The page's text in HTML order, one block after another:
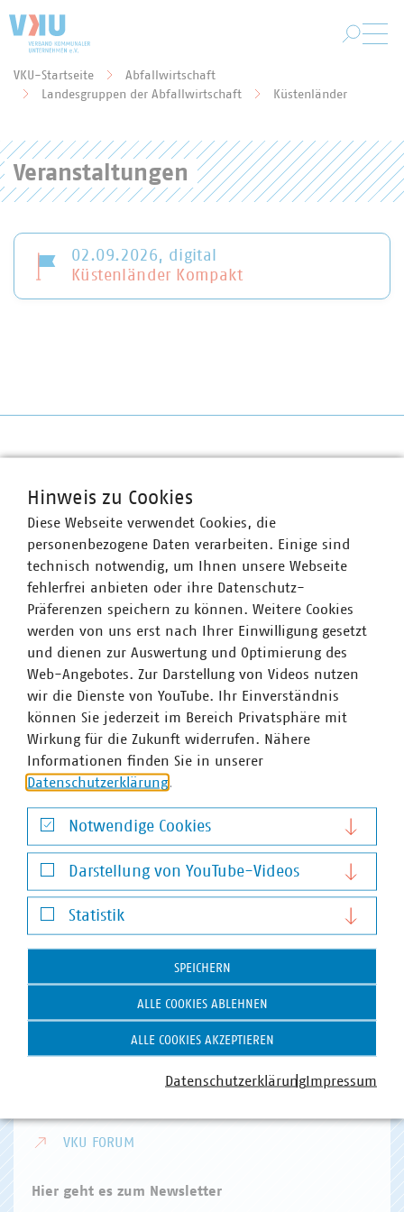
Sie befinden sich hier:
VKU-Startseite
Abfallwirtschaft
Landesgruppen der Abfallwirtschaft
Küstenländer
Veranstaltungen
02.09.2026, digital
Küstenländer Kompakt
VKU-Bereiche
ENERGIEWIRTSCHAFTWASSER/ABWASSER ABFALLWIRTSCHAFT
RECHT
VKU-Hauptgeschäftsstelle
Invalidenstr. 91
10115 Berlin
Telefon:+49 30 58580-0
E-Mail:info(at)vku(dot)de
VKU Angebote
VKU AKADEMIE
KOMMUNAL KANN
VKU FORUM
Hier geht es zum Newsletter
Hinweis zu Cookies
Diese Webseite verwendet Cookies, die
personenbezogene Daten verarbeiten. Einige sind
technisch notwendig, um Ihnen unsere Webseite
fehlerfrei anbieten oder ihre Datenschutz-
Präferenzen speichern zu können. Weitere Cookies
werden von uns erst nach Ihrer Einwilligung gesetzt
und dienen zur Auswertung und Optimierung des
Web-Angebotes. Zur Darstellung von Videos nutzen
wir die Dienste von YouTube. Ihr Einverständnis
können Sie jederzeit im Bereich Privatsphäre mit
Wirkung für die Zukunft widerrufen. Nähere
Informationen finden Sie in unserer
Datenschutzerklärung.
Notwendige Cookies
Notwendige Cookies
Darstellung von YouTube-Videos
Darstellung von YouTube-Videos
Statistik
Statistik
SPEICHERN
ALLE COOKIES ABLEHNEN
ALLE COOKIES AKZEPTIEREN
DatenschutzerklärungImpressum